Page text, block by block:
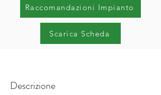
Raccomandazioni Impianto
Scarica Scheda
Descrizione